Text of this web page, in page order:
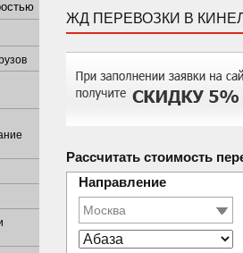
ЖД ПЕРЕВОЗКИ В
Рассчитать стоимость
Направление